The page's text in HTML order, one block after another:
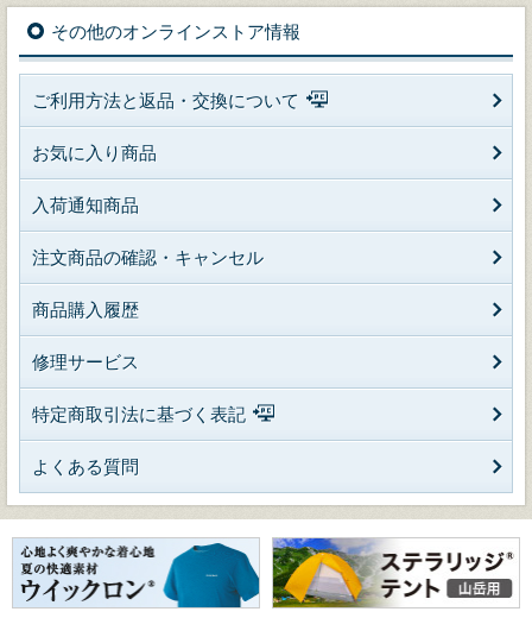
その他のオンラインストア情報
ご利用方法と返品・交換について
お気に入り商品
入荷通知商品
注文商品の確認・キャンセル
商品購入履歴
修理サービス
特定商取引法に基づく表記
よくある質問